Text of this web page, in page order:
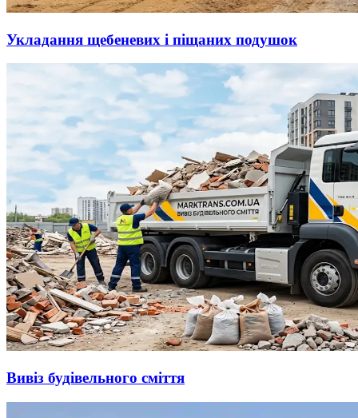
Укладання щебеневих і піщаних подушок
Вивіз будівельного сміття